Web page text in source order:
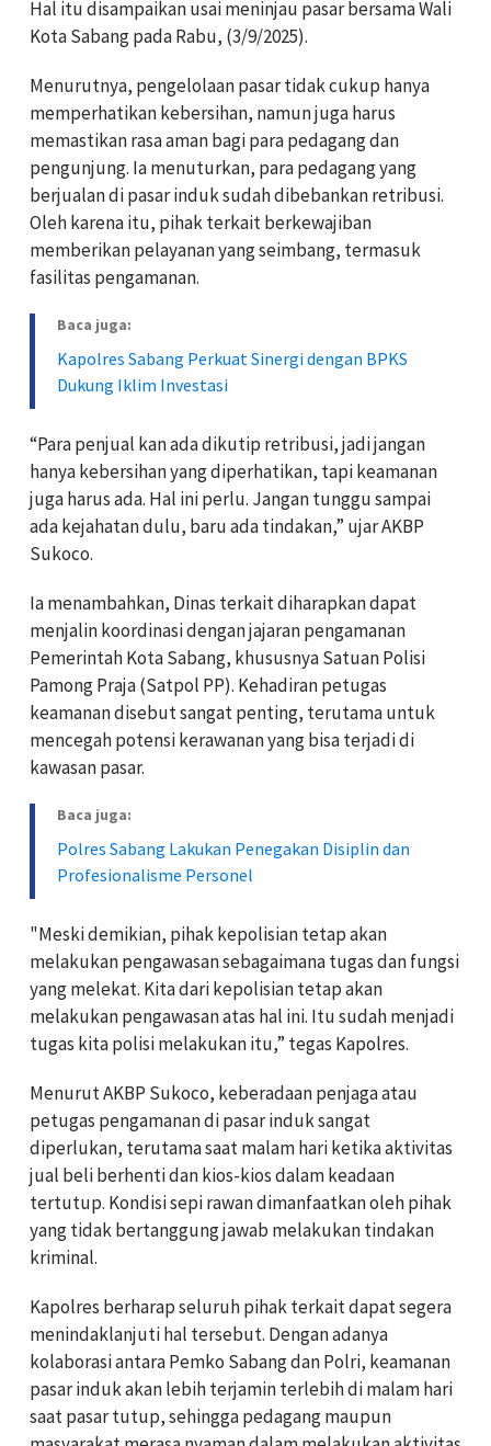
Hal itu disampaikan usai meninjau pasar bersama Wali
Kota Sabang pada Rabu, (3/9/2025).
Menurutnya, pengelolaan pasar tidak cukup hanya
memperhatikan kebersihan, namun juga harus
memastikan rasa aman bagi para pedagang dan
pengunjung. Ia menuturkan, para pedagang yang
berjualan di pasar induk sudah dibebankan retribusi.
Oleh karena itu, pihak terkait berkewajiban
memberikan pelayanan yang seimbang, termasuk
fasilitas pengamanan.
Baca juga:
Kapolres Sabang Perkuat Sinergi dengan BPKS
Dukung Iklim Investasi
“Para penjual kan ada dikutip retribusi, jadi jangan
hanya kebersihan yang diperhatikan, tapi keamanan
juga harus ada. Hal ini perlu. Jangan tunggu sampai
ada kejahatan dulu, baru ada tindakan,” ujar AKBP
Sukoco.
Ia menambahkan, Dinas terkait diharapkan dapat
menjalin koordinasi dengan jajaran pengamanan
Pemerintah Kota Sabang, khususnya Satuan Polisi
Pamong Praja (Satpol PP). Kehadiran petugas
keamanan disebut sangat penting, terutama untuk
mencegah potensi kerawanan yang bisa terjadi di
kawasan pasar.
Baca juga:
Polres Sabang Lakukan Penegakan Disiplin dan
Profesionalisme Personel
"Meski demikian, pihak kepolisian tetap akan
melakukan pengawasan sebagaimana tugas dan fungsi
yang melekat. Kita dari kepolisian tetap akan
melakukan pengawasan atas hal ini. Itu sudah menjadi
tugas kita polisi melakukan itu,” tegas Kapolres.
Menurut AKBP Sukoco, keberadaan penjaga atau
petugas pengamanan di pasar induk sangat
diperlukan, terutama saat malam hari ketika aktivitas
jual beli berhenti dan kios-kios dalam keadaan
tertutup. Kondisi sepi rawan dimanfaatkan oleh pihak
yang tidak bertanggung jawab melakukan tindakan
kriminal.
Kapolres berharap seluruh pihak terkait dapat segera
menindaklanjuti hal tersebut. Dengan adanya
kolaborasi antara Pemko Sabang dan Polri, keamanan
pasar induk akan lebih terjamin terlebih di malam hari
saat pasar tutup, sehingga pedagang maupun